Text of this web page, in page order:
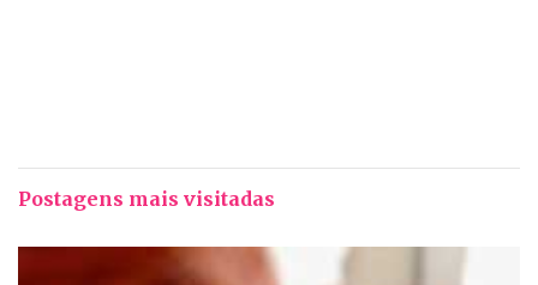
Postagens mais visitadas